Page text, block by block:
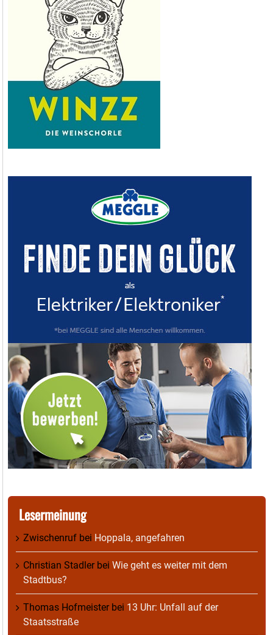
Lesermeinung
Zwischenruf bei Hoppala, angefahren
Christian Stadlerbei Wie geht es weiter mit dem
Stadtbus?
Thomas Hofmeisterbei 13 Uhr: Unfall auf der
Staatsstraße